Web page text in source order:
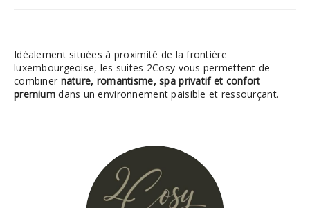
Idéalement situées à proximité de la frontière
luxembourgeoise, les suites 2Cosy vous permettent de
combiner nature, romantisme, spa privatif et confort
premiumdans un environnement paisible et ressourçant.